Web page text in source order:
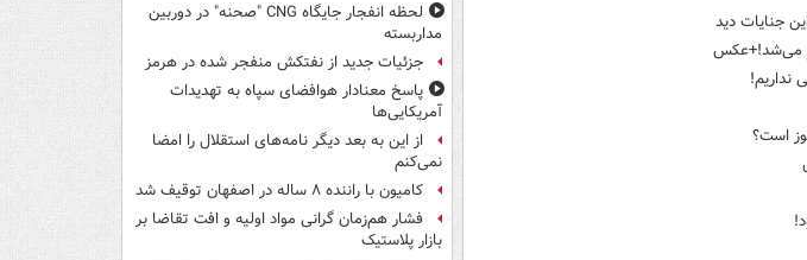
جنایات دید
می‌شد!+عکس
است؟
لحظه انفجار جایگاه CNG "صحنه" در دوربین
مداربسته
جزئیات جدید از نفتکش منفجر شده در هرمز
پاسخ معنادار هوافضای سپاه به تهدیدات
آمریکایی‌ها
از این به بعد دیگر نامه‌های استقلال را امضا
نمی‌کنم
کامیون با راننده ۸ ساله در اصفهان توقیف شد
فشار هم‌زمان گرانی مواد اولیه و افت تقاضا بر
بازار پلاستیک